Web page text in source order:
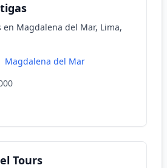
en Magdalena del Mar, Lima,
Magdalena del Mar
Tours